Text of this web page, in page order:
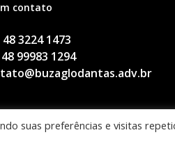
contato
48 3224 1473
99983 1294
Todos os direitos reservados.
suas preferências e visitas